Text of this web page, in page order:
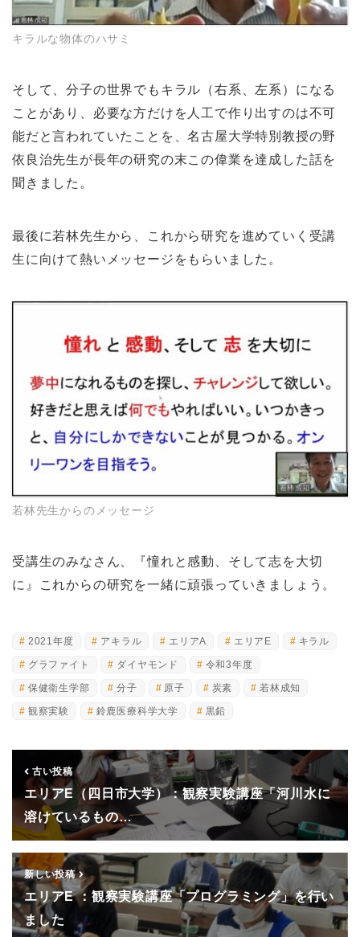
キラルな物体のハサミ
そして、分子の世界でもキラル（右系、左系）になる
ことがあり、必要な方だけを人工で作り出すのは不可
能だと言われていたことを、名古屋大学特別教授の野
依良治先生が長年の研究の末この偉業を達成した話を
聞きました。
最後に若林先生から、これから研究を進めていく受講
生に向けて熱いメッセージをもらいました。
若林先生からのメッセージ
受講生のみなさん、『憧れと感動、そして志を大切
に』これからの研究を一緒に頑張っていきましょう。
2021年度 アキラル エリアA エリアE キラル
グラファイト ダイヤモンド 令和3年度
保健衛生学部 分子 原子 炭素 若林成知
観察実験 鈴鹿医療科学大学 黒鉛
古い投稿
エリアE（四日市大学）：観察実験講座「河川水に
溶けているもの…
新しい投稿
エリアE ：観察実験講座「プログラミング」を行い
ました